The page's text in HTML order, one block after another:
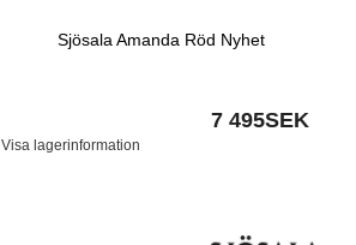
Sjösala Amanda Röd Nyhet
7 495SEK
Visa lagerinformation